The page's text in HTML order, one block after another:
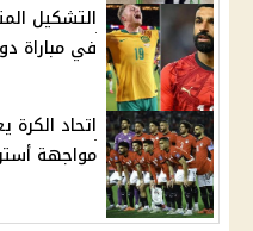
التشكيل
في مباراة دور
اتحاد
مواجهة